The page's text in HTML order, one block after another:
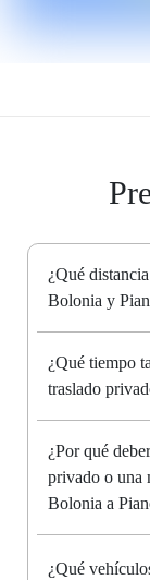
¿Qué
Bolonia y
¿Qué tiempo
traslado
¿Por qué
privado o una
Bolonia a
¿Qué